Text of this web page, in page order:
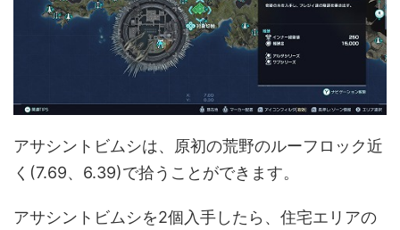
アサシントビムシは、原初の荒野のルーフロック近
く(7.69、6.39)で拾うことができます。
アサシントビムシを2個入手したら、住宅エリアの